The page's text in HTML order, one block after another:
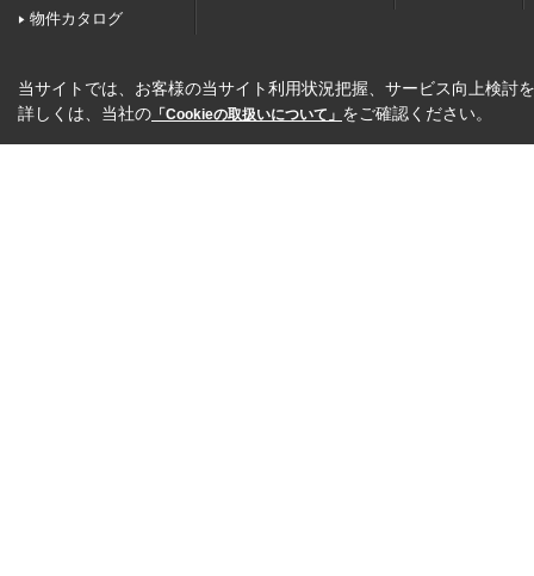
物件カタログ
当サイトでは、お客様の当サイト利用状況把握、サービス向上検討
詳しくは、当社の 「Cookieの取扱いについて」 をご確認ください。